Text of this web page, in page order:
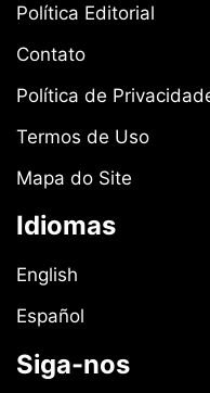
Política Editorial
Contato
Política de
Termos de Uso
Mapa do Site
Idiomas
English
Español
Siga-nos